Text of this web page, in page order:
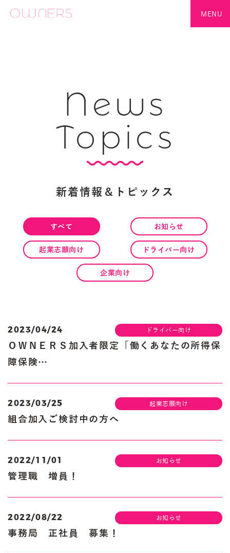
MENU
News
Topics
新着情報＆トピックス
すべて お知らせ
起業志願向け ドライバー向け
企業向け
2023/04/24 ドライバー向け
ＯＷＮＥＲＳ加入者限定「働くあなたの所得保
障保険…
2023/03/25 起業志願向け
組合加入ご検討中の方へ
2022/11/01 お知らせ
管理職 増員！
2022/08/22 お知らせ
事務局 正社員 募集！